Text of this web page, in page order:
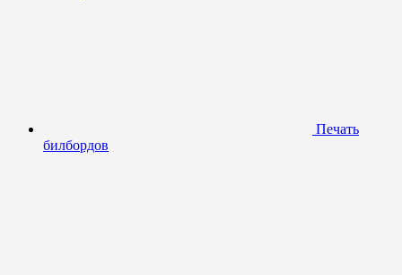
Печать
билбордов